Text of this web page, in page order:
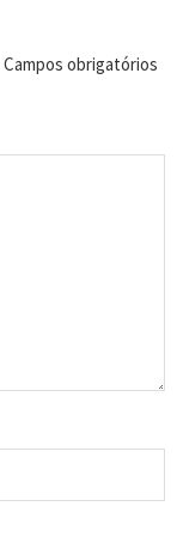
Campos obrigatórios